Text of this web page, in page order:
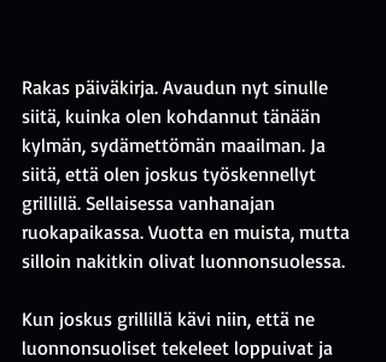
Rakas päiväkirja. Avaudun nyt sinulle
siitä, kuinka olen kohdannut tänään
kylmän, sydämettömän maailman. Ja
siitä, että olen joskus työskennellyt
grillillä. Sellaisessa vanhanajan
ruokapaikassa. Vuotta en muista, mutta
silloin nakitkin olivat luonnonsuolessa.
Kun joskus grillillä kävi niin, että ne
luonnonsuoliset tekeleet loppuivat ja